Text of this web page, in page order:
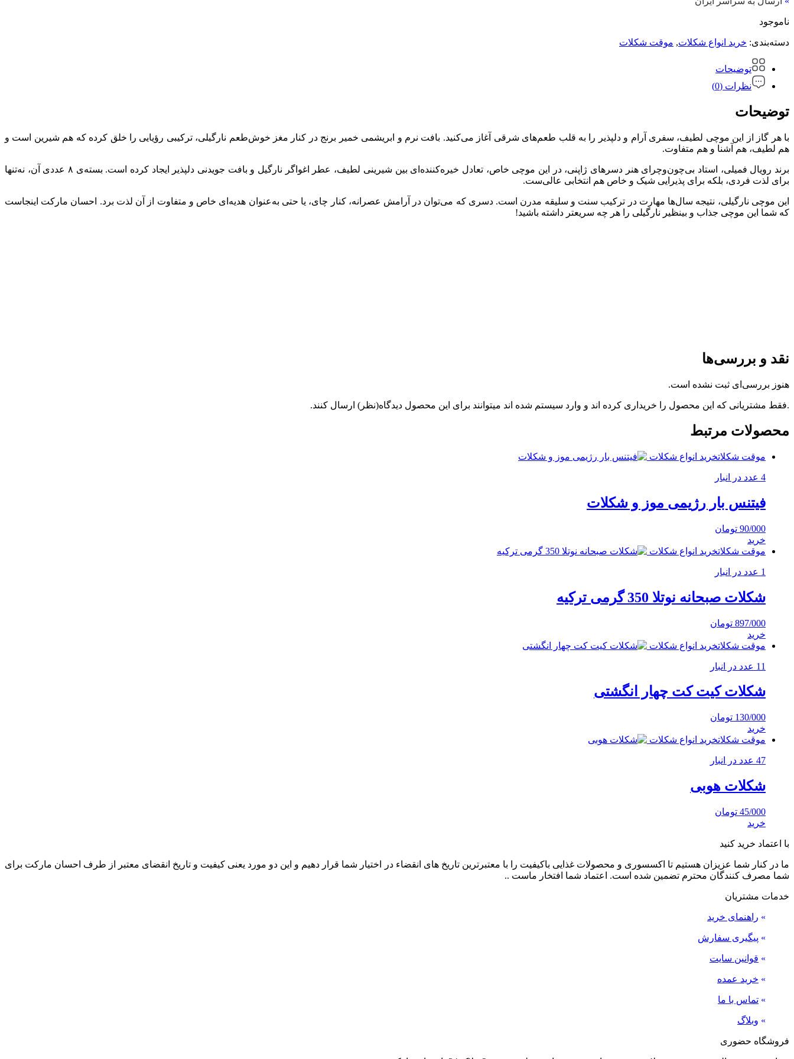
ناموجود
دسته‌بندی: خرید انواع شکلات, موقت شکلات
توضیحات
نظرات (0)
توضیحات
با هر گاز از این موچی لطیف، سفری آرام و دلپذیر را به قلب طعم‌های شرقی آغاز می‌کنید. بافت نرم و ابریشمی خمیر برنج در کنار مغز خوش‌طعم نارگیلی، ترکیبی رؤیایی را خلق کرده که هم شیرین است و
هم لطیف، هم آشنا و هم متفاوت.
برند رویال فمیلی، استاد بی‌چون‌وچرای هنر دسرهای ژاپنی، در این موچی خاص، تعادل خیره‌کننده‌ای بین شیرینی لطیف، عطر اغواگر نارگیل و بافت جویدنی دلپذیر ایجاد کرده است. بسته‌ی ۸ عددی آن، نه‌تنها
برای لذت فردی، بلکه برای پذیرایی شیک و خاص هم انتخابی عالی‌ست.
این موچی نارگیلی، نتیجه سال‌ها مهارت در ترکیب سنت و سلیقه مدرن است. دسری که می‌توان در آرامش عصرانه، کنار چای، یا حتی به‌عنوان هدیه‌ای خاص و متفاوت از آن لذت برد. احسان مارکت اینجاست
که شما این موچی جذاب و بینظیر نارگیلی را هر چه سریعتر داشته باشید!
نقد و بررسی‌ها
هنوز بررسی‌ای ثبت نشده است.
.فقط مشتریانی که این محصول را خریداری کرده اند و وارد سیستم شده اند میتوانند برای این محصول دیدگاه(نظر) ارسال کنند.
محصولات مرتبط
موقت شکلاتخرید انواع شکلات
4 عدد در انبار
فیتنس بار رژیمی موز و شکلات
90/000 تومان
خرید
موقت شکلاتخرید انواع شکلات
1 عدد در انبار
شکلات صبحانه نوتلا 350 گرمی ترکیه
897/000 تومان
خرید
موقت شکلاتخرید انواع شکلات
11 عدد در انبار
شکلات کیت کت چهار انگشتی
130/000 تومان
خرید
موقت شکلاتخرید انواع شکلات
47 عدد در انبار
شکلات هوبی
45/000 تومان
خرید
با اعتماد خرید کنید
ما در کنار شما عزیزان هستیم تا اکسسوری و محصولات غذایی باکیفیت را با معتبرترین تاریخ های انقضاء در اختیار شما قرار دهیم و این دو مورد یعنی کیفیت و تاریخ انقضای معتبر از طرف احسان مارکت برای
شما مصرف کنندگان محترم تضمین شده است. اعتماد شما افتخار ماست ..
خدمات مشتریان
» راهنمای خرید
» پیگیری سفارش
» قوانین سایت
» خرید عمده
» تماس با ما
» وبلاگ
فروشگاه حضوری